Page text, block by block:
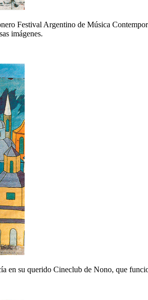
Festival Argentino de Música
imágenes.
en su querido Cineclub de Nono, que